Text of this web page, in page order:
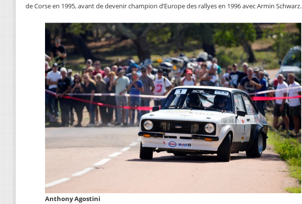
de Corse en 1995, avant de devenir champion d’Europe des rallyes en 1996 avec Armin Schwarz.
Anthony Agostini